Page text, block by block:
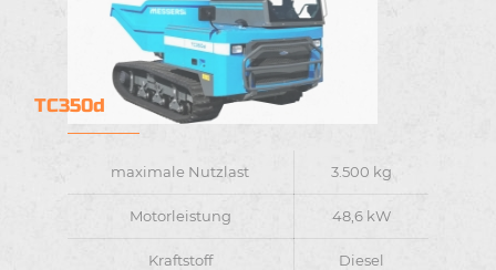
TC350d
maximale Nutzlast 3.500 kg
Motorleistung 48,6 kW
Kraftstoff Diesel